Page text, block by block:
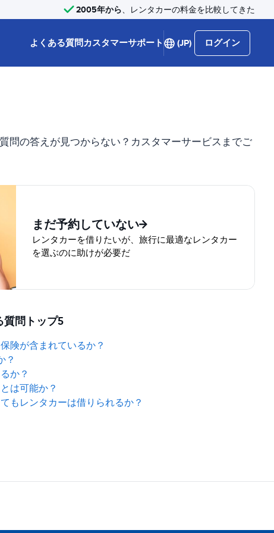
2005年から、レンタカーの料金を比較してきた
よくある質問カスタマーサポート (JP) ログイン
問の答えが見つからない？カスタマーサービスまでご
まだ予約していない
レンタカーを借りたいが、旅行に最適なレンタカー
を選ぶのに助けが必要だ
質問トップ5
険が含まれているか？
？
か？
は可能か？
もレンタカーは借りられるか？